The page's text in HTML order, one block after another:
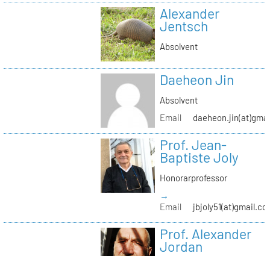
Alexander
Jentsch
Absolvent
Daeheon Jin
Absolvent
Email
Prof. Jean-
Baptiste Joly
Honorarprofessor
→
Email
Prof. Alexander
Jordan